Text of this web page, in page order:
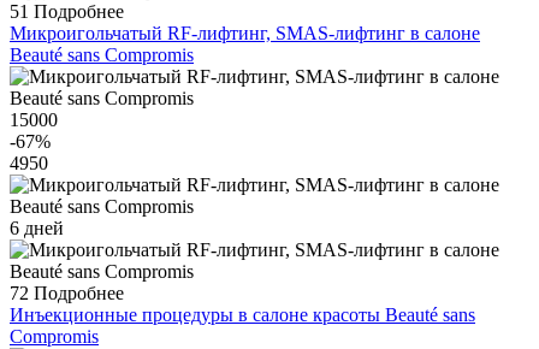
51 Подробнее
Микроигольчатый RF-лифтинг, SMAS-лифтинг в салоне
Beauté sans Compromis
15000
-67%
4950
6 дней
72 Подробнее
Инъекционные процедуры в салоне красоты Beauté sans
Compromis